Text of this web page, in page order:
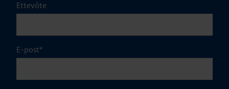
Ettevõte
E-post*